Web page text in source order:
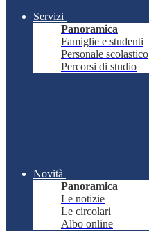
Servizi
Panoramica
Famiglie e studenti
Personale scolastico
Percorsi di studio
Novità
Panoramica
Le notizie
Le circolari
Albo online